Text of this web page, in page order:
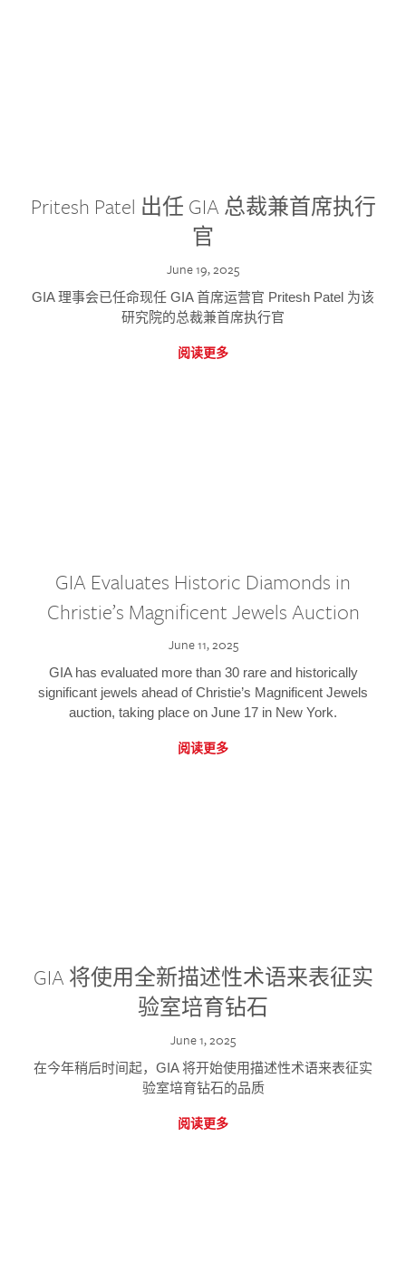
Pritesh Patel 出任 GIA 总裁兼首席执行
官
June 19, 2025
GIA 理事会已任命现任 GIA 首席运营官 Pritesh Patel 为该
研究院的总裁兼首席执行官
阅读更多
GIA Evaluates Historic Diamonds in
Christie’s Magnificent Jewels Auction
June 11, 2025
GIA has evaluated more than 30 rare and historically
significant jewels ahead of Christie’s Magnificent Jewels
auction, taking place on June 17 in New York.
阅读更多
GIA 将使用全新描述性术语来表征实
验室培育钻石
June 1, 2025
在今年稍后时间起，GIA 将开始使用描述性术语来表征实
验室培育钻石的品质
阅读更多